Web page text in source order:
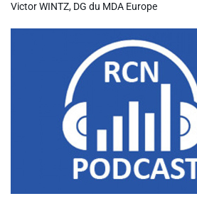
MEDIAS
Vidéos / Clips
Ecrire à RCN
Liens utiles
Shabbat Project
Victor WINTZ, DG du MDA Europe